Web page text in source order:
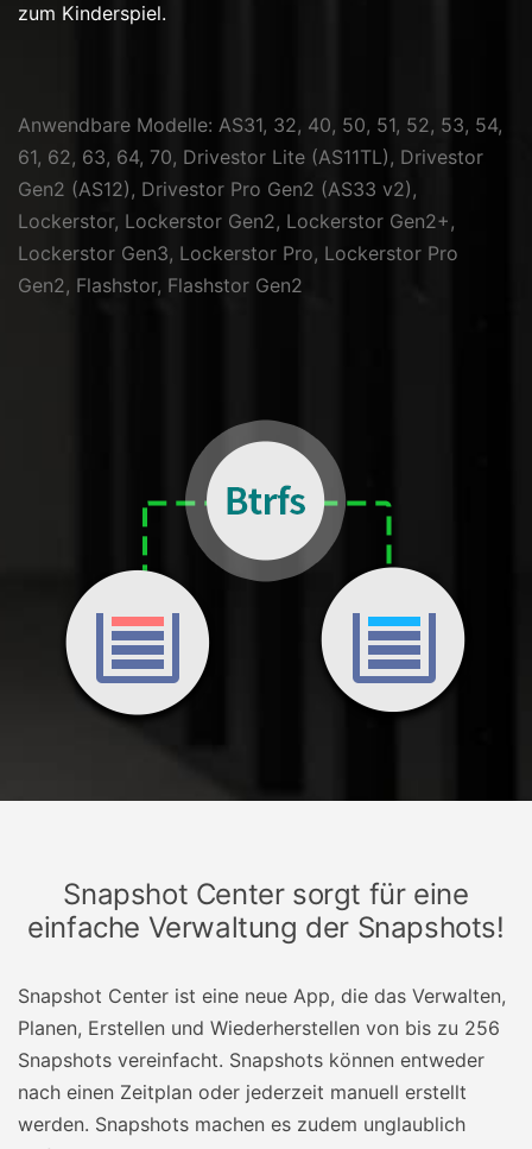
zum Kinderspiel.
Anwendbare Modelle: AS31, 32, 40, 50, 51, 52, 53, 54,
61, 62, 63, 64, 70, Drivestor Lite (AS11TL), Drivestor
Gen2 (AS12), Drivestor Pro Gen2 (AS33 v2),
Lockerstor, Lockerstor Gen2, Lockerstor Gen2+,
Lockerstor Gen3, Lockerstor Pro, Lockerstor Pro
Gen2, Flashstor, Flashstor Gen2
Snapshot Center sorgt für eine
einfache Verwaltung der Snapshots!
Snapshot Center ist eine neue App, die das Verwalten,
Planen, Erstellen und Wiederherstellen von bis zu 256
Snapshots vereinfacht. Snapshots können entweder
nach einen Zeitplan oder jederzeit manuell erstellt
werden. Snapshots machen es zudem unglaublich